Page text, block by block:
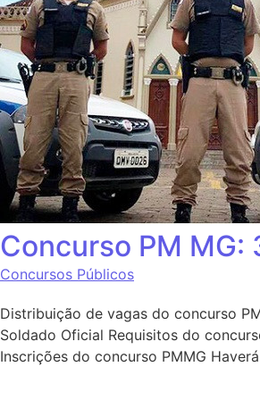
Concurso PM MG:
Concursos Públicos
Distribuição de vagas do concurso
Soldado Oficial Requisitos do
Inscrições do concurso PMMG